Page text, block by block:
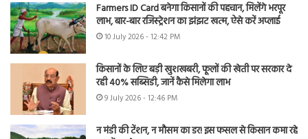
Farmers ID Card बनेगा किसानों की पहचान, मिलेंगे भरपूर
लाभ, बार-बार रजिस्ट्रेशन का झंझट खत्म, ऐसे करें अप्लाई
10 July 2026 - 12:42 PM
किसानों के लिए बड़ी खुशखबरी, फूलों की खेती पर सरकार दे
रही 40% सब्सिडी, जानें कैसे मिलेगा लाभ
9 July 2026 - 12:46 PM
न मंडी की टेंशन, न मौसम का डर! इस फसल से किसान कमा रहे